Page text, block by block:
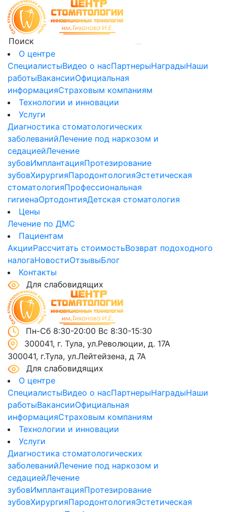
О центре
СпециалистыВидео о насПартнерыНаградыНаши
работыВакансииОфициальная
информацияСтраховым компаниям
Технологии и инновации
Услуги
Диагностика стоматологических
заболеванийЛечение под наркозом и
седациейЛечение
зубовИмплантацияПротезирование
зубовХирургияПародонтологияЭстетическая
стоматологияПрофессиональная
гигиенаОртодонтияДетская стоматология
Цены
Лечение по ДМС
Пациентам
АкцииРассчитать стоимостьВозврат подоходного
налогаНовостиОтзывыБлог
Контакты
Для слабовидящих
Пн-Сб 8:30-20:00 Вс 8:30-15:30
300041, г. Тула, ул.Революции, д. 17А
300041, г.Тула, ул.Лейтейзена, д 7А
Для слабовидящих
О центре
СпециалистыВидео о насПартнерыНаградыНаши
работыВакансииОфициальная
информацияСтраховым компаниям
Технологии и инновации
Услуги
Диагностика стоматологических
заболеванийЛечение под наркозом и
седациейЛечение
зубовИмплантацияПротезирование
зубовХирургияПародонтологияЭстетическая